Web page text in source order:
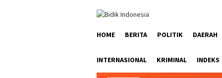
HOME
BERITA POLITIK DAERAH
INTERNASIONAL KRIMINAL INDEKS